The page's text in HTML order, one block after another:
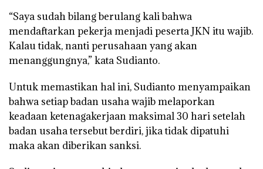
“Saya sudah bilang berulang kali bahwa
mendaftarkan pekerja menjadi peserta JKN itu wajib.
Kalau tidak, nanti perusahaan yang akan
menanggungnya,” kata Sudianto.
Untuk memastikan hal ini, Sudianto menyampaikan
bahwa setiap badan usaha wajib melaporkan
keadaan ketenagakerjaan maksimal 30 hari setelah
badan usaha tersebut berdiri, jika tidak dipatuhi
maka akan diberikan sanksi.